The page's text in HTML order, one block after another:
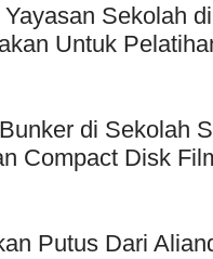
Sekolah
Untuk
di Sekolah
Compact Disk
Putus Dari